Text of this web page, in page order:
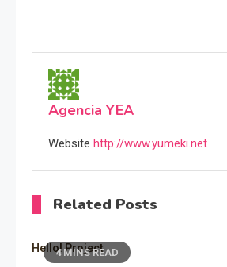
Agencia YEA
Website http://www.yumeki.net
Related Posts
4 MINS READ
Hello! Project